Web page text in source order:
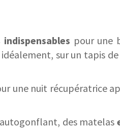
indispensables pour une
sur un tapis
une nuit récupératrice
des matelas